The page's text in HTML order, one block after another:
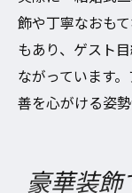
飾や丁寧なおも
もあり、ゲスト
ながっています
善を心がける姿勢
豪華装飾